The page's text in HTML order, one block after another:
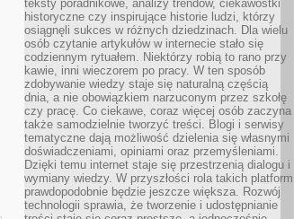
teksty poradnikowe, analizy trendów, ciekawostki
historyczne czy inspirujące historie ludzi, którzy
osiągnęli sukces w różnych dziedzinach. Dla wielu
osób czytanie artykułów w internecie stało się
codziennym rytuałem. Niektórzy robią to rano przy
kawie, inni wieczorem po pracy. W ten sposób
zdobywanie wiedzy staje się naturalną częścią
dnia, a nie obowiązkiem narzuconym przez szkołę
czy pracę. Co ciekawe, coraz więcej osób zaczyna
także samodzielnie tworzyć treści. Blogi i serwisy
tematyczne dają możliwość dzielenia się własnymi
doświadczeniami, opiniami oraz przemyśleniami.
Dzięki temu internet staje się przestrzenią dialogu i
wymiany wiedzy. W przyszłości rola takich platform
prawdopodobnie będzie jeszcze większa. Rozwój
technologii sprawia, że tworzenie i udostępnianie